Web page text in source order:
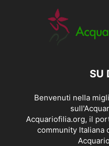
SU
Benvenuti nella
Acquariofilia.org, il
community Italiana